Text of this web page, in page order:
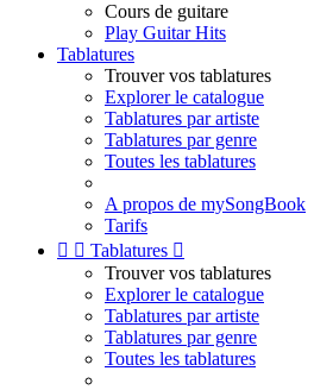
Cours de guitare
Play Guitar Hits
Tablatures
Trouver vos tablatures
Explorer le catalogue
Tablatures par artiste
Tablatures par genre
Toutes les tablatures
A propos de mySongBook
Tarifs
  Tablatures 
Trouver vos tablatures
Explorer le catalogue
Tablatures par artiste
Tablatures par genre
Toutes les tablatures